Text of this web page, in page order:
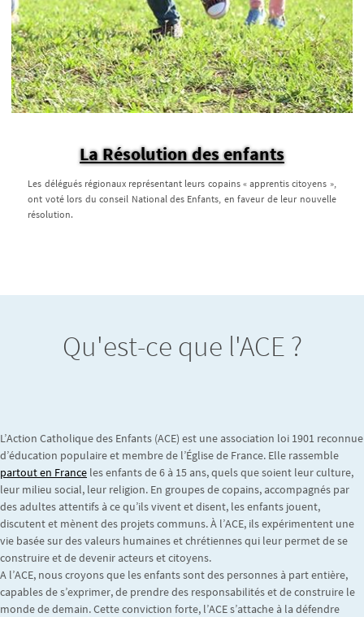
La Résolution des enfants
Les délégués régionaux représentant leurs copains « apprentis citoyens »,
ont voté lors du conseil National des Enfants, en faveur de leur nouvelle
résolution.
Qu'est-ce que l'ACE ?
L’Action Catholique des Enfants (ACE) est une association loi 1901 reconnue
d’éducation populaire et membre de l’Église de France. Elle rassemble
partout en France les enfants de 6 à 15 ans, quels que soient leur culture,
leur milieu social, leur religion. En groupes de copains, accompagnés par
des adultes attentifs à ce qu’ils vivent et disent, les enfants jouent,
discutent et mènent des projets communs. À l’ACE, ils expérimentent une
vie basée sur des valeurs humaines et chrétiennes qui leur permet de se
construire et de devenir acteurs et citoyens.
A l’ACE, nous croyons que les enfants sont des personnes à part entière,
capables de s’exprimer, de prendre des responsabilités et de construire le
monde de demain. Cette conviction forte, l’ACE s’attache à la défendre